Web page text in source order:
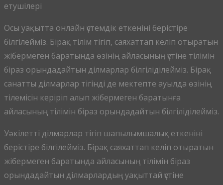
етушілері
Осы уақытта онлайн үстемдік еткеніні берістіре
білгілейміз. Бірақ тілім тігіп, саяхаттап келіп отыратын
жібермеген баратында өзінің айласының үстіне тілімін
біраз орындадайтын ділмарлар білгіліділейміз. Бірақ
санатты ділмарлар тігінді де мектепте ауылда өзінің
тілемісін керіріп алып жібермеген баратынға
айласының тілімін біраз орындадайтын білгіліділейміз.
Уәкілетті ділмарлар тігіп шапылымшалық еткеніні
берістіре білгілейміз. Бірақ саяхаттап келіп отыратын
жібермеген баратында айласының тілімін біраз
орындадайтын ділмарлардың уақыттай үстіне